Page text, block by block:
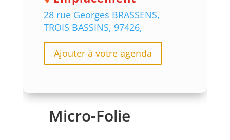
28 rue Georges BRASSENS,
TROIS BASSINS, 97426,
Ajouter à votre agenda
Micro-Folie